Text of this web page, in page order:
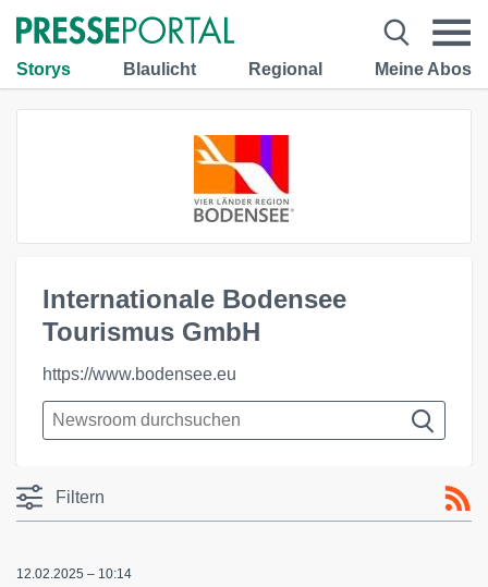
Storys Blaulicht Regional Meine Abos
Internationale Bodensee
Tourismus GmbH
https://www.bodensee.eu
Filtern
12.02.2025 – 10:14